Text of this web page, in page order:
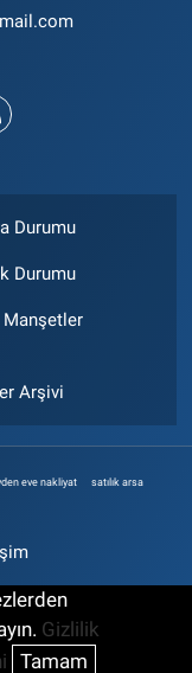
Durumu
Durumu
Manşetler
Arşivi
eve nakliyat satılık arsa
Gizlilik
Tamam